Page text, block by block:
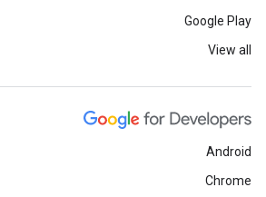
Google Play
View all
Android
Chrome